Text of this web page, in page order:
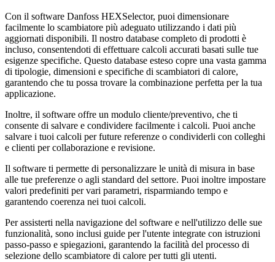
Con il software Danfoss HEXSelector, puoi dimensionare
facilmente lo scambiatore più adeguato utilizzando i dati più
aggiornati disponibili. Il nostro database completo di prodotti è
incluso, consentendoti di effettuare calcoli accurati basati sulle tue
esigenze specifiche. Questo database esteso copre una vasta gamma
di tipologie, dimensioni e specifiche di scambiatori di calore,
garantendo che tu possa trovare la combinazione perfetta per la tua
applicazione.
Inoltre, il software offre un modulo cliente/preventivo, che ti
consente di salvare e condividere facilmente i calcoli. Puoi anche
salvare i tuoi calcoli per future referenze o condividerli con colleghi
e clienti per collaborazione e revisione.
Il software ti permette di personalizzare le unità di misura in base
alle tue preferenze o agli standard del settore. Puoi inoltre impostare
valori predefiniti per vari parametri, risparmiando tempo e
garantendo coerenza nei tuoi calcoli.
Per assisterti nella navigazione del software e nell'utilizzo delle sue
funzionalità, sono inclusi guide per l'utente integrate con istruzioni
passo-passo e spiegazioni, garantendo la facilità del processo di
selezione dello scambiatore di calore per tutti gli utenti.